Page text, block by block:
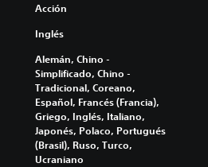
Acción
Inglés
Alemán, Chino -
Simplificado, Chino -
Tradicional, Coreano,
Español, Francés (Francia),
Griego, Inglés, Italiano,
Japonés, Polaco, Portugués
(Brasil), Ruso, Turco,
Ucraniano